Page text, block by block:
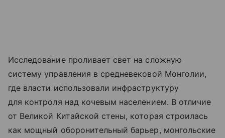
Исследование проливает свет на сложную
систему управления в средневековой Монголии,
где власти использовали инфраструктуру
для контроля над кочевым населением. В отличие
от Великой Китайской стены, которая строилась
как мощный оборонительный барьер, монгольские